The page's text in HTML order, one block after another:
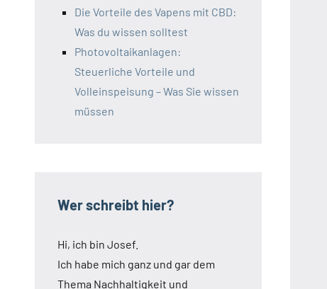
Die Vorteile des Vapens mit CBD:
Was du wissen solltest
Photovoltaikanlagen:
Steuerliche Vorteile und
Volleinspeisung – Was Sie wissen
müssen
Wer schreibt hier?
Hi, ich bin Josef.
Ich habe mich ganz und gar dem
Thema Nachhaltigkeit und